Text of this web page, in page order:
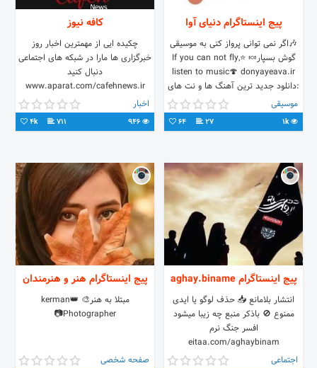
پیج اینستاگرام دنیای آوا
🎶اگر نمی توانی پرواز کنی به موسیقی
گوش بسپار🍬 ⭐If you can not fly,
listen to music🍄 donyayeava.ir
:دانلود جدید ترین آهنگ ها و نت های
موسیقی در
موسیقی
1k
27
64
کافه نیوز
چکیده ایی از مهمترین اخبار روز
خبرگزاری ها مارا در شبکه های اجتماعی
دنبال کنید
www.aparat.com/cafehnews.ir
t.me/cafehnewsir
اخبار
711
4k
پیج اینستاگرام aghay.biname
انتشار بلامانع 📥 حذف لوگو یا ایدی
ممنوع 🚫 باذکر منبع چه زیبا میشود
افسر جنگ نرم
eitaa.com/aghaybinam
اجتماعی
پیج اینستاگرام هنر و هنرمندان
مبتلا به هنر🎨 👑kerman
Photographer📷
صفحه شخصی